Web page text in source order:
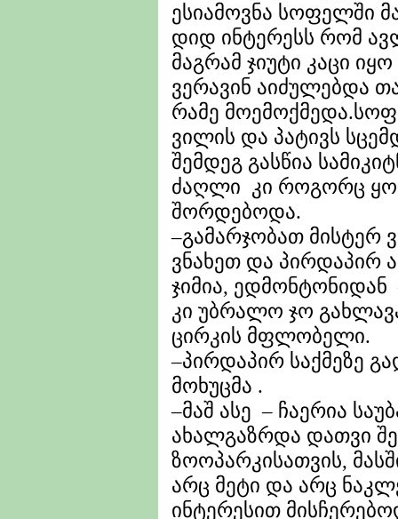
ესიამოვნა სოფელში
დიდ ინტერესს რომ
მაგრამ ჯიუტი კაცი
ვერავინ აიძულებდა
რამე
ვილის და პატივს
შემდეგ გასწია
ძაღლი კი როგორც
შორდებოდა.
–გამარჯობათ მისტერ
ვნახეთ და პირდაპირ
ჯიმია,
კი უბრალო ჯო
ცირკის მფლობელი.
–პირდაპირ საქმეზე
მოხუცმა .
–მაშ ასე – ჩაერია
ახალგაზრდა დათვი
ზოოპარკისათვის,
არც მეტი და არც
ინტერესით